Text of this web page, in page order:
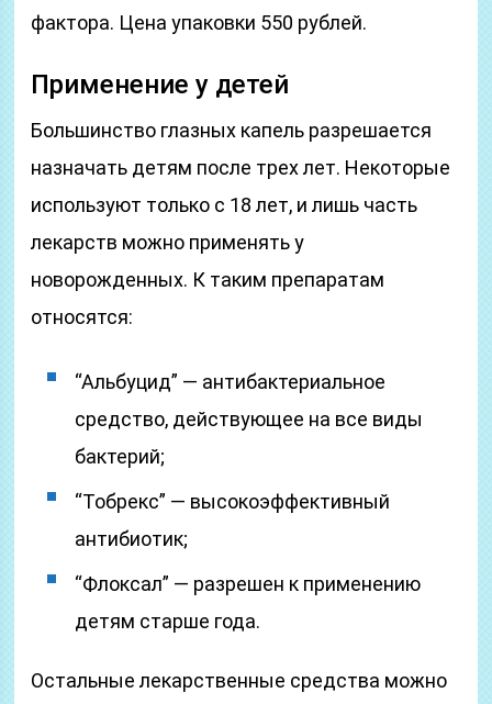
фактора. Цена упаковки 550 рублей.
Применение у детей
Большинство глазных капель разрешается
назначать детям после трех лет. Некоторые
используют только с 18 лет, и лишь часть
лекарств можно применять у
новорожденных. К таким препаратам
относятся:
“Альбуцид” — антибактериальное
средство, действующее на все виды
бактерий;
“Тобрекс” — высокоэффективный
антибиотик;
“Флоксал” — разрешен к применению
детям старше года.
Остальные лекарственные средства можно